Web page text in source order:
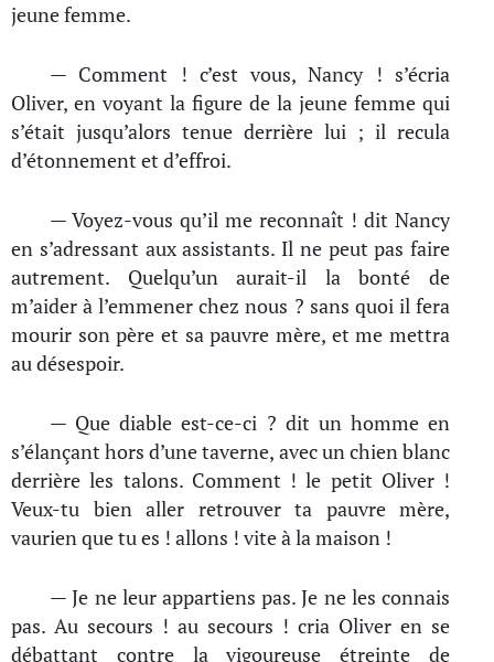
jeune femme.
— Comment ! c’est vous, Nancy ! s’écria
Oliver, en voyant la figure de la jeune femme qui
s’était jusqu’alors tenue derrière lui ; il recula
d’étonnement et d’effroi.
— Voyez-vous qu’il me reconnaît ! dit Nancy
en s’adressant aux assistants. Il ne peut pas faire
autrement. Quelqu’un aurait-il la bonté de
m’aider à l’emmener chez nous ? sans quoi il fera
mourir son père et sa pauvre mère, et me mettra
au désespoir.
— Que diable est-ce-ci ? dit un homme en
s’élançant hors d’une taverne, avec un chien blanc
derrière les talons. Comment ! le petit Oliver !
Veux-tu bien aller retrouver ta pauvre mère,
vaurien que tu es ! allons ! vite à la maison !
— Je ne leur appartiens pas. Je ne les connais
pas. Au secours ! au secours ! cria Oliver en se
débattant contre la vigoureuse étreinte de